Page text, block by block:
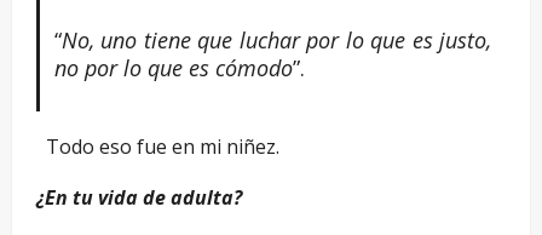
“No, uno tiene que luchar por lo que es justo,
no por lo que es cómodo”.
Todo eso fue en mi niñez.
¿En tu vida de adulta?